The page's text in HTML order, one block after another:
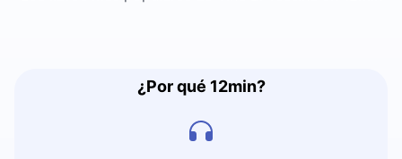
¿Por qué 12min?